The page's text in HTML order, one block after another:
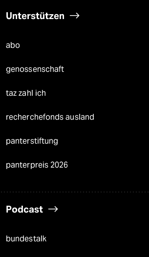
Unterstützen
abo
genossenschaft
taz zahl ich
recherchefonds ausland
panterstiftung
panterpreis 2026
Podcast
bundestalk